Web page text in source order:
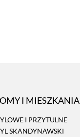
I MIESZKANIA
I PRZYTULNE
SKANDYNAWSKI